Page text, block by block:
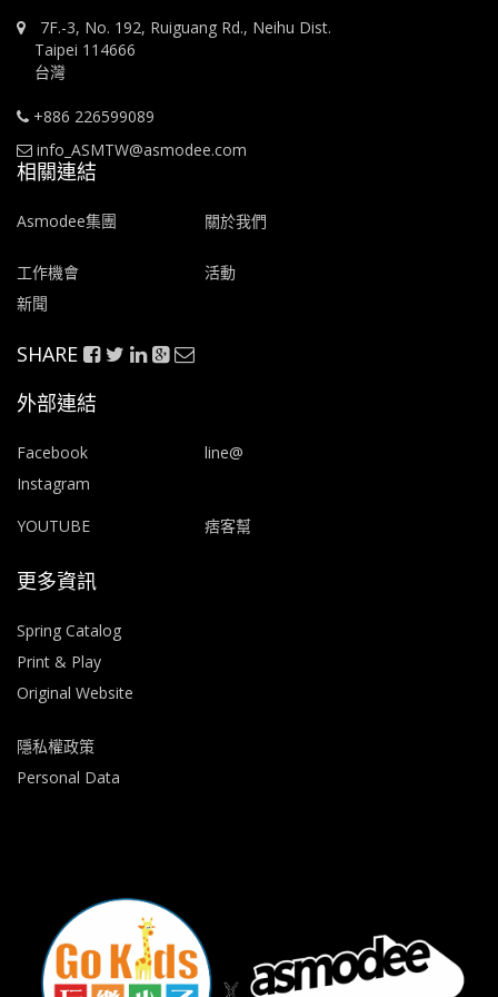
7F.-3, No. 192, Ruiguang Rd., Neihu Dist.
Taipei 114666
台灣
+886 226599089
info_ASMTW@asmodee.com
相關連結
Asmodee集團 關於我們
工作機會
活動
新聞
SHARE
外部連結
Facebook
line@
Instagram
YOUTUBE
痞客幫
更多資訊
Spring Catalog
Print & Play
Original Website
隱私權政策
Personal Data